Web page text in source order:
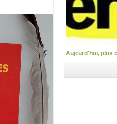
Aujourd'hui, plus